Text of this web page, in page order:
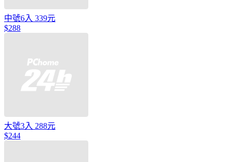
中號6入 339元
$288
大號3入 288元
$244